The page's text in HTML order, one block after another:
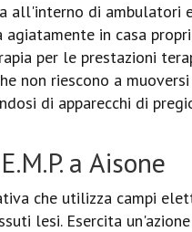
all'interno di ambulatori
in casa
per le prestazioni
non riescono a
di apparecchi di
a Aisone
che utilizza campi
lesi. Esercita